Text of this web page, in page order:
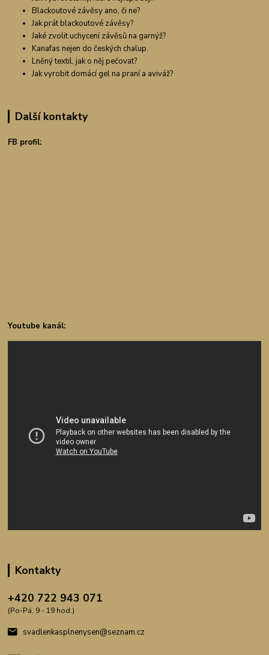
Blackoutové závěsy ano, či ne?
Jak prát blackoutové závěsy?
Jaké zvolit uchycení závěsů na garnýž?
Kanafas nejen do českých chalup.
Lněný textil, jak o něj pečovat?
Jak vyrobit domácí gel na praní a aviváž?
Další kontakty
FB profil:
Youtube kanál:
Kontakty
+420 722 943 071
(Po-Pá, 9 - 19 hod.)
svadlenkasplnenysen@seznam.cz